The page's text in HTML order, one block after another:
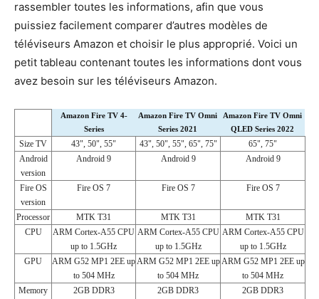
rassembler toutes les informations, afin que vous
puissiez facilement comparer d’autres modèles de
téléviseurs Amazon et choisir le plus approprié. Voici un
petit tableau contenant toutes les informations dont vous
avez besoin sur les téléviseurs Amazon.
Amazon Fire TV 4-
Series
Amazon Fire TV Omni
Series 2021
Amazon Fire TV Omni
QLED Series 2022
Size TV
43", 50", 55" 43", 50", 55", 65", 75"
65", 75"
Android
version
Android 9 Android 9 Android 9
Fire OS
version
Fire OS 7 Fire OS 7 Fire OS 7
Processor MTK T31 MTK T31
MTK T31
CPU
ARM Cortex-A55 CPU
up to 1.5GHz
ARM Cortex-A55 CPU
up to 1.5GHz
ARM Cortex-A55 CPU
up to 1.5GHz
GPU
ARM G52 MP1 2EE up
to 504 MHz
ARM G52 MP1 2EE up
to 504 MHz
ARM G52 MP1 2EE up
to 504 MHz
Memory
2GB DDR3 2GB DDR3 2GB DDR3